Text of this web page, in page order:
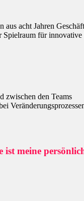
acht Jahren
für
zwischen den Teams
meine